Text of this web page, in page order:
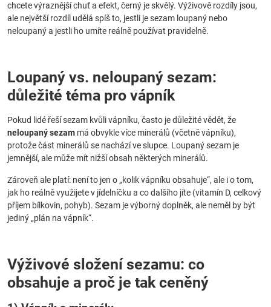
chcete výraznější chuť a efekt, černý je skvělý. Výživově rozdíly jsou,
ale největší rozdíl udělá spíš to, jestli je sezam loupaný nebo
neloupaný a jestli ho umíte reálně používat pravidelně.
Loupaný vs. neloupaný sezam:
důležité téma pro vápník
Pokud lidé řeší sezam kvůli vápníku, často je důležité vědět, že
neloupaný sezam má obvykle více minerálů (včetně vápníku),
protože část minerálů se nachází ve slupce. Loupaný sezam je
jemnější, ale může mít nižší obsah některých minerálů.
Zároveň ale platí: není to jen o „kolik vápníku obsahuje“, ale i o tom,
jak ho reálně využijete v jídelníčku a co dalšího jíte (vitamín D, celkový
příjem bílkovin, pohyb). Sezam je výborný doplněk, ale neměl by být
jediný „plán na vápník“.
Výživové složení sezamu: co
obsahuje a proč je tak ceněný